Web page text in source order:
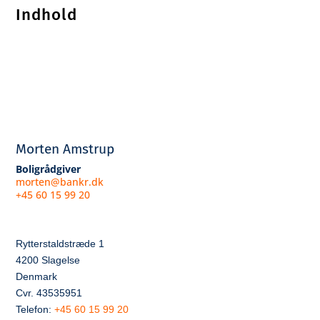
Indhold
Morten Amstrup
Boligrådgiver
morten@bankr.dk
+45 60 15 99 20
Rytterstaldstræde 1
4200 Slagelse
Denmark
Cvr. 43535951
Telefon:+45 60 15 99 20